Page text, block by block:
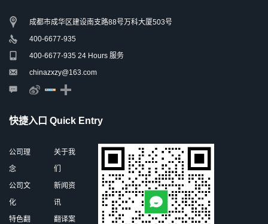
成都市成华区建设南支路88号万科大厦503号
400-6677-935
400-6677-935 24 Hours 服务
chinazxzy@163.com
快捷入口 Quick Entry
公司理
念
公司文
化
特色翻
关于我
们
新闻资
讯
翻译案